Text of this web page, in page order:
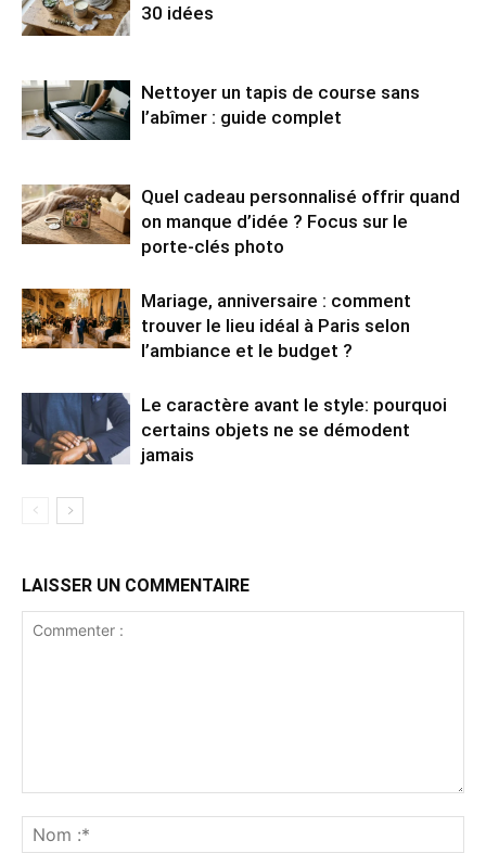
30 idées
Nettoyer un tapis de course sans
l’abîmer : guide complet
Quel cadeau personnalisé offrir quand
on manque d’idée ? Focus sur le
porte-clés photo
Mariage, anniversaire : comment
trouver le lieu idéal à Paris selon
l’ambiance et le budget ?
Le caractère avant le style: pourquoi
certains objets ne se démodent
jamais
LAISSER UN COMMENTAIRE